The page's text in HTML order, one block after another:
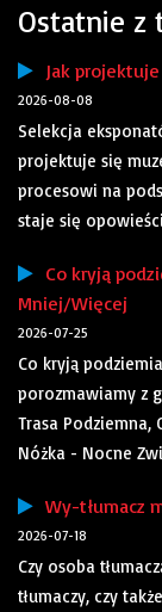
Ostatnie z
Jak
2026-08-08
Selekcja
projektuje się
procesowi na
staje się
Co kryją
Mniej/Więcej
2026-07-25
Co kryją
porozmawiamy z
Trasa Podziemna,
Nóżka - Nocne
Wy-tłumacz
2026-07-18
Czy osoba
tłumaczy, czy